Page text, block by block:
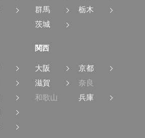
群馬
栃木
茨城
関西
大阪
京都
滋賀
奈良
和歌山
兵庫